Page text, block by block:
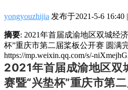
yongyouzhijia 发布于2021-5-6 16:40 |
摘要: 2021年首届成渝地区双城经
杯”重庆市第二届桨板公开赛 圆满
https://mp.weixin.qq.com/s/-
2021年首届成渝地区双
赛暨“兴垫杯”重庆市第